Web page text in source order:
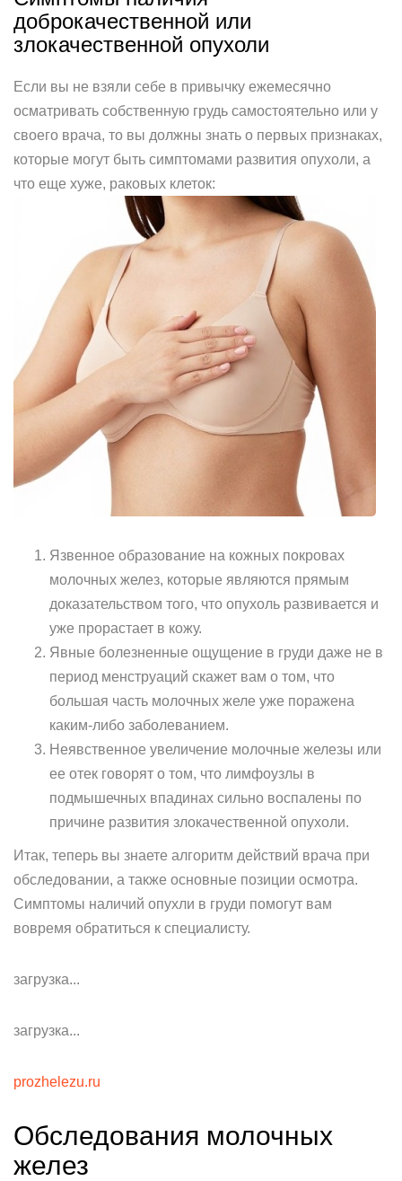
доброкачественной или
злокачественной опухоли
Если вы не взяли себе в привычку ежемесячно
осматривать собственную грудь самостоятельно или у
своего врача, то вы должны знать о первых признаках,
которые могут быть симптомами развития опухоли, а
что еще хуже, раковых клеток:
Язвенное образование на кожных покровах
молочных желез, которые являются прямым
доказательством того, что опухоль развивается и
уже прорастает в кожу.
Явные болезненные ощущение в груди даже не в
период менструаций скажет вам о том, что
большая часть молочных желе уже поражена
каким-либо заболеванием.
Неявственное увеличение молочные железы или
ее отек говорят о том, что лимфоузлы в
подмышечных впадинах сильно воспалены по
причине развития злокачественной опухоли.
Итак, теперь вы знаете алгоритм действий врача при
обследовании, а также основные позиции осмотра.
Симптомы наличий опухли в груди помогут вам
вовремя обратиться к специалисту.
загрузка...
загрузка...
prozhelezu.ru
Обследования молочных
желез